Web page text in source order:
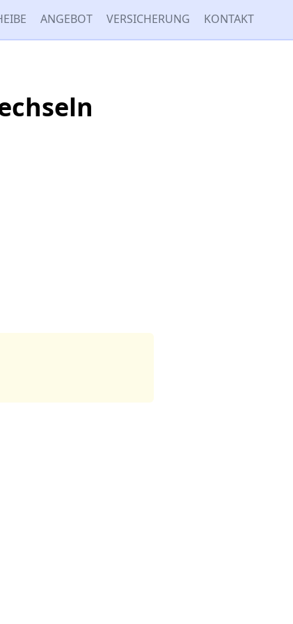
ANGEBOT VERSICHERUNG KONTAKT